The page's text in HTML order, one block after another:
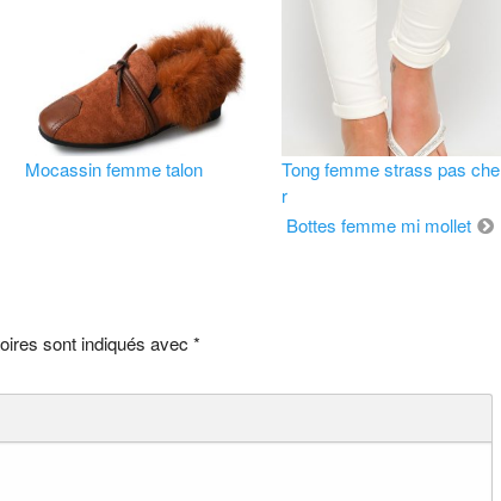
Mocassin femme talon
Tong femme strass pas che
r
Bottes femme mi mollet
sont indiqués avec *